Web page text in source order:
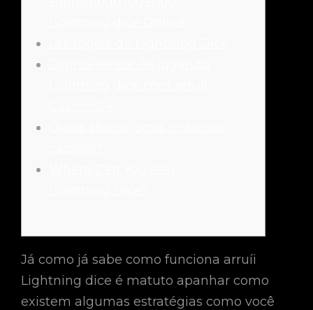
Já como já sabe como funciona arruíi
Lightning dice é matuto apanhar como
existem algumas estratégias como você